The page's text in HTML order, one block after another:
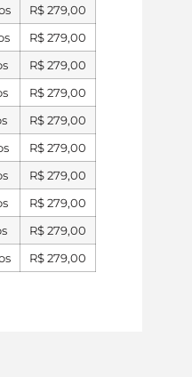
R$279,00
R$279,00
R$279,00
R$279,00
R$279,00
R$279,00
R$279,00
R$279,00
R$279,00
R$279,00